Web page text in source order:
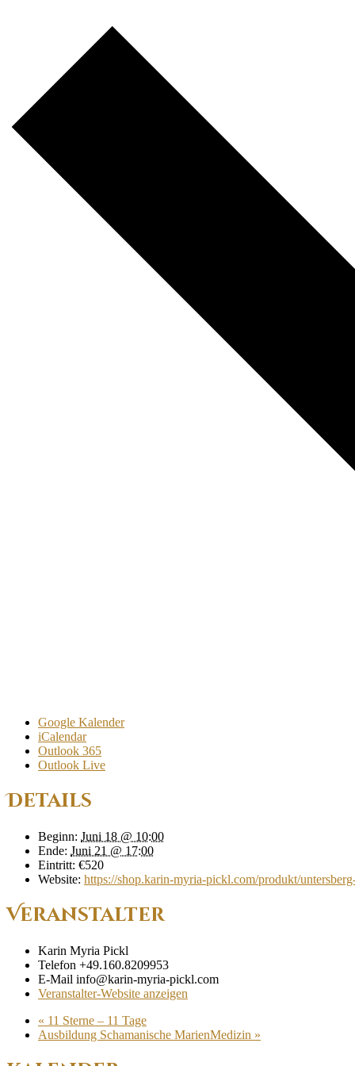
Google Kalender
iCalendar
Outlook 365
Outlook Live
Details
Beginn: Juni 18 @ 10:00
Ende: Juni 21 @ 17:00
Eintritt: €520
Website: https://shop.karin-myria-pickl.com/produkt/
Veranstalter
Karin Myria Pickl
Telefon +49.160.8209953
E-Mail info@karin-myria-pickl.com
Veranstalter-Website anzeigen
« 11 Sterne – 11 Tage
Ausbildung Schamanische MarienMedizin »